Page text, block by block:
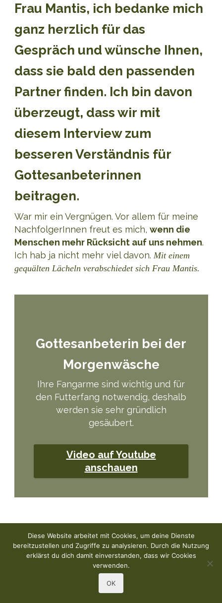
Frau Mantis, ich bedanke mich
ganz herzlich für das
Gespräch und wünsche Ihnen,
dass sie bald den passenden
Partner finden. Ich bin davon
überzeugt, dass wir mit
diesem Interview zum
besseren Verständnis für
Gottesanbeterinnen
beitragen.
War mir ein Vergnügen. Vor allem für meine
NachfolgerInnen freut es mich, wenn die
Menschen mehr Rücksicht auf uns nehmen.
Ich hab ja nicht mehr viel davon. Mit einem
gequälten Lächeln verabschiedet sich Frau Mantis.
Gottesanbeterin bei der
Morgenwäsche
Ihre Fangarme sind wichtig und für
den Futterfang notwendig, deshalb
werden sie sehr gründlich
gesäubert.
Video auf Youtube
anschauen
Mantis Religiosa im
Naturgarten
Es ist erst ein paar Jahre her, dass ich die
erste Gottesanbeterin bei einem Foto-
Diese Website arbeitet mit Cookies, um deine Dienste
bereitzustellen und Zugriffe zu analysieren. Durch die Nutzung
erklärst du dich damit einverstanden, dass wir Cookies
verwenden.
OK